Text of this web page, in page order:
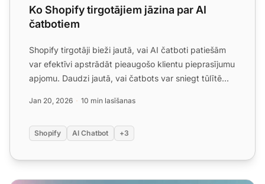
Ko Shopify tirgotājiem jāzina par AI
čatbotiem
Shopify tirgotāji bieži jautā, vai AI čatboti patiešām
var efektīvi apstrādāt pieaugošo klientu pieprasījumu
apjomu. Daudzi jautā, vai čatbots var sniegt tūlītē...
Jan 20, 2026 10 min lasīšanas
Shopify AI Chatbot +3